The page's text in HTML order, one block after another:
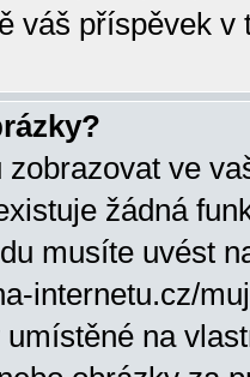
váš příspěvek v
zobrazovat ve
žádná
musíte uvést
internetu.cz/
na